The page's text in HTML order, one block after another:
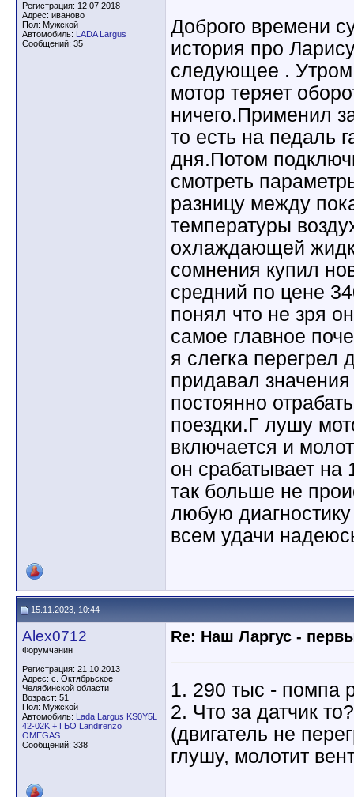
Регистрация: 12.07.2018
Адрес: иваново
Пол: Мужской
Автомобиль: LADA Largus
Сообщений: 35
Доброго времени
история про
следующее . Утром
мотор теряет
ничего.Применил
то есть на педаль
дня.Потом
смотреть
разницу между
температуры
охлаждающей
сомнения купил
средний по цене
понял что не зря
самое главное
я слегка перегрел
придавал
постоянно
поездки.Г лушу
включается и
он срабатывает
так больше не
любую
всем удачи
15.11.2023, 10:44
Alex0712
Форумчанин
Регистрация: 21.10.2013
Адрес: с. Октябрьское
Челябинской области
Возраст: 51
Пол: Мужской
Автомобиль: Lada Largus KS0Y5L
42-02K + ГБО Landirenzo
OMEGAS
Сообщений: 338
Re: Наш Ларгус -
1. 290 тыс - помпа
2. Что за датчик
(двигатель не
глушу, молотит